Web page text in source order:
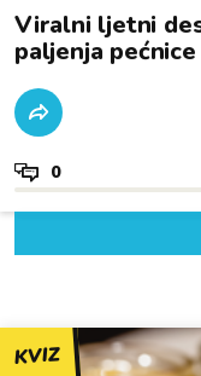
Viralni ljetni
paljenja pećnice
0
KVIZ